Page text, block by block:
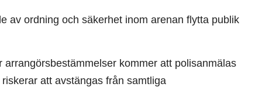
av ordning och säkerhet inom arenan flytta publik
kommer att polisanmälas
att avstängas från samtliga